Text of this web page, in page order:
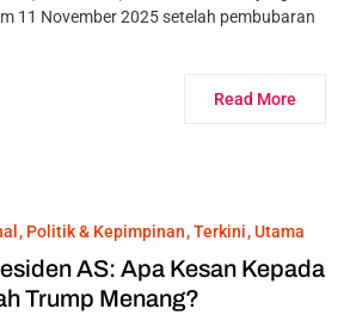
11 November 2025 setelah pembubaran
Read More
Politik & Kepimpinan Terkini Utama
AS: Apa Kesan Kepada
Trump Menang?